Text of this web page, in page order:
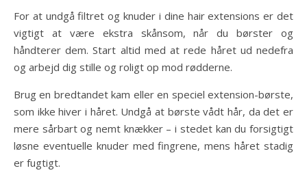
For at undgå filtret og knuder i dine hair extensions er det
vigtigt at være ekstra skånsom, når du børster og
håndterer dem. Start altid med at rede håret ud nedefra
og arbejd dig stille og roligt op mod rødderne.
Brug en bredtandet kam eller en speciel extension-børste,
som ikke hiver i håret. Undgå at børste vådt hår, da det er
mere sårbart og nemt knækker – i stedet kan du forsigtigt
løsne eventuelle knuder med fingrene, mens håret stadig
er fugtigt.